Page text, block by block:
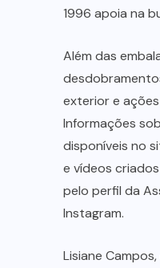
1996 apoia na
Além das
exterior e
Informações
disponíveis no
e vídeos
pelo perfil da
Instagram.
Lisiane